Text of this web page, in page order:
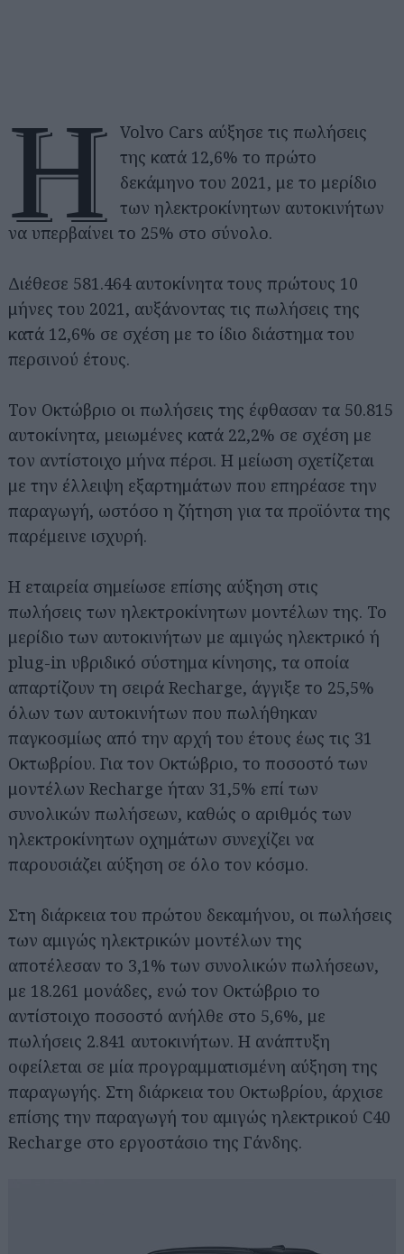
Η
Volvo Cars αύξησε τις πωλήσεις
της κατά 12,6% το πρώτο
δεκάμηνο του 2021, με το μερίδιο
των ηλεκτροκίνητων αυτοκινήτων
να υπερβαίνει το 25% στο σύνολο.
Διέθεσε 581.464 αυτοκίνητα τους πρώτους 10
μήνες του 2021, αυξάνοντας τις πωλήσεις της
κατά 12,6% σε σχέση με το ίδιο διάστημα του
περσινού έτους.
Τον Οκτώβριο οι πωλήσεις της έφθασαν τα 50.815
αυτοκίνητα, μειωμένες κατά 22,2% σε σχέση με
τον αντίστοιχο μήνα πέρσι. Η μείωση σχετίζεται
με την έλλειψη εξαρτημάτων που επηρέασε την
παραγωγή, ωστόσο η ζήτηση για τα προϊόντα της
παρέμεινε ισχυρή.
Η εταιρεία σημείωσε επίσης αύξηση στις
πωλήσεις των ηλεκτροκίνητων μοντέλων της. Το
μερίδιο των αυτοκινήτων με αμιγώς ηλεκτρικό ή
plug-in υβριδικό σύστημα κίνησης, τα οποία
απαρτίζουν τη σειρά Recharge, άγγιξε το 25,5%
όλων των αυτοκινήτων που πωλήθηκαν
παγκοσμίως από την αρχή του έτους έως τις 31
Οκτωβρίου. Για τον Οκτώβριο, το ποσοστό των
μοντέλων Recharge ήταν 31,5% επί των
συνολικών πωλήσεων, καθώς ο αριθμός των
ηλεκτροκίνητων οχημάτων συνεχίζει να
παρουσιάζει αύξηση σε όλο τον κόσμο.
Στη διάρκεια του πρώτου δεκαμήνου, οι πωλήσεις
των αμιγώς ηλεκτρικών μοντέλων της
αποτέλεσαν το 3,1% των συνολικών πωλήσεων,
με 18.261 μονάδες, ενώ τον Οκτώβριο το
αντίστοιχο ποσοστό ανήλθε στο 5,6%, με
πωλήσεις 2.841 αυτοκινήτων. Η ανάπτυξη
οφείλεται σε μία προγραμματισμένη αύξηση της
παραγωγής. Στη διάρκεια του Οκτωβρίου, άρχισε
επίσης την παραγωγή του αμιγώς ηλεκτρικού C40
Recharge στο εργοστάσιο της Γάνδης.